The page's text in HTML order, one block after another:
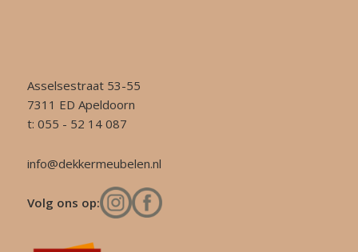
Asselsestraat 53-55
7311 ED Apeldoorn
t: 055 - 52 14 087
info@dekkermeubelen.nl
Volg ons op: